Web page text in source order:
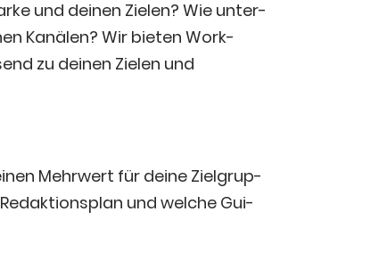
und dei­nen Zie­len? Wie unter­
Kanä­len? Wir bie­ten Work­
zu dei­nen Zie­len und
Mehr­wert für dei­ne Ziel­grup­
und wel­che Gui­